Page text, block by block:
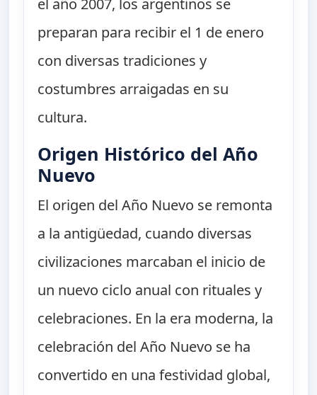
el año 2007, los argentinos se
preparan para recibir el 1 de enero
con diversas tradiciones y
costumbres arraigadas en su
cultura.
Origen Histórico del Año
Nuevo
El origen del Año Nuevo se remonta
a la antigüedad, cuando diversas
civilizaciones marcaban el inicio de
un nuevo ciclo anual con rituales y
celebraciones. En la era moderna, la
celebración del Año Nuevo se ha
convertido en una festividad global,